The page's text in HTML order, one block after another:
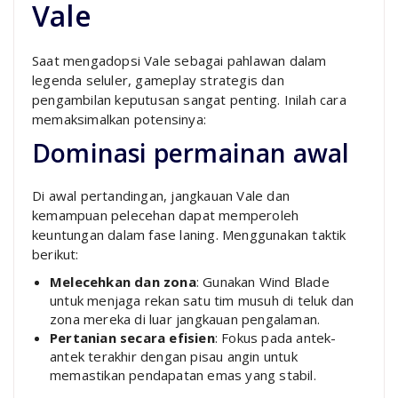
Vale
Saat mengadopsi Vale sebagai pahlawan dalam
legenda seluler, gameplay strategis dan
pengambilan keputusan sangat penting. Inilah cara
memaksimalkan potensinya:
Dominasi permainan awal
Di awal pertandingan, jangkauan Vale dan
kemampuan pelecehan dapat memperoleh
keuntungan dalam fase laning. Menggunakan taktik
berikut:
Melecehkan dan zona: Gunakan Wind Blade
untuk menjaga rekan satu tim musuh di teluk dan
zona mereka di luar jangkauan pengalaman.
Pertanian secara efisien: Fokus pada antek-
antek terakhir dengan pisau angin untuk
memastikan pendapatan emas yang stabil.